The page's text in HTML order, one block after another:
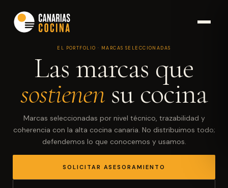
EL PORTFOLIO · MARCAS SELECCIONADAS
Las marcas que
sostienen su cocina
Marcas seleccionadas por nivel técnico, trazabilidad y
coherencia con la alta cocina canaria. No distribuimos todo;
defendemos lo que conocemos y usamos.
SOLICITAR ASESORAMIENTO